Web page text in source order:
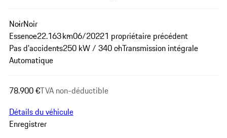
NoirNoir
Essence22.163 km06/20221 propriétaire précédent
Pas d'accidents250 kW / 340 chTransmission intégrale
Automatique
78.900 €TVA non-déductible
Détails du véhicule
Enregistrer